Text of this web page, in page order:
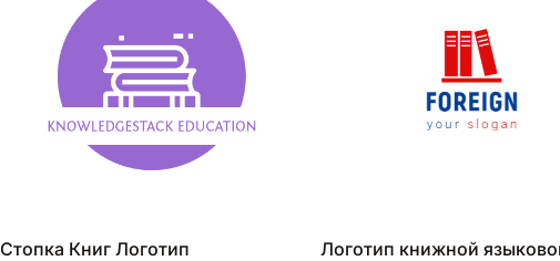
Стопка Книг Логотип
Логотип книжной